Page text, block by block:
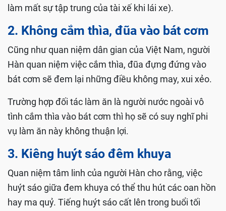
làm mất sự tập trung của tài xế khi lái xe).
2. Không cắm thìa, đũa vào bát cơm
Cũng như quan niệm dân gian của Việt Nam, người
Hàn quan niệm việc cắm thìa, đũa đựng đứng vào
bát cơm sẽ đem lại những điều không may, xui xẻo.
Trường hợp đối tác làm ăn là người nước ngoài vô
tình cắm thìa vào bát cơm thì họ sẽ có suy nghĩ phi
vụ làm ăn này không thuận lợi.
3. Kiêng huýt sáo đêm khuya
Quan niệm tâm linh của người Hàn cho rằng, việc
huýt sáo giữa đem khuya có thể thu hút các oan hồn
hay ma quỷ. Tiếng huýt sáo cất lên trong buổi tối